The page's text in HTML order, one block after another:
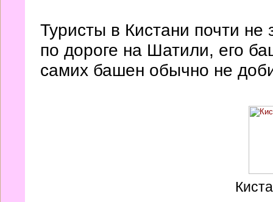
Туристы в Кистани почти не
по дороге на Шатили, его
самих башен обычно не